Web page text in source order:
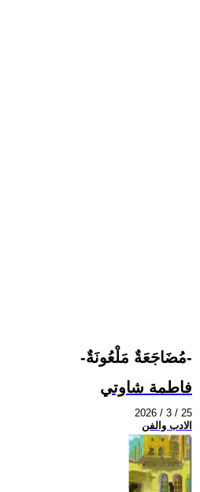
-مُضَاجَعَةٌ مَلْعُونَةٌ-
فاطمة شاوتي
2026 / 3 / 25
الادب والفن